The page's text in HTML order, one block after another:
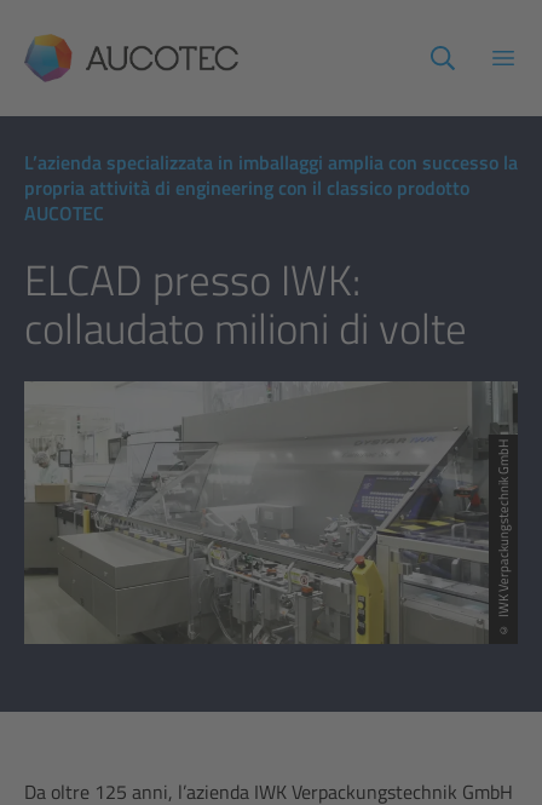
AUCOTEC
Apri
L’azienda specializzata in imballaggi amplia con successo la
propria attività di engineering con il classico prodotto
AUCOTEC
ELCAD presso IWK:
collaudato milioni di volte
© IWK Verpackungstechnik GmbH
Da oltre 125 anni, l’azienda IWK Verpackungstechnik GmbH